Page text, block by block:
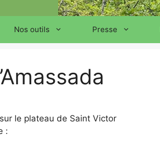
Nos outils Presse
le plateau de Saint Victor
: